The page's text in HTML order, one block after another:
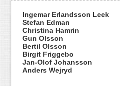
Ingemar Erlandsson Leek
Stefan Edman
Christina Hamrin
Gun Olsson
Bertil Olsson
Birgit Friggebo
Jan-Olof Johansson
Anders Wejryd